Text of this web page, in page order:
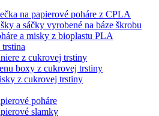
na papierové poháre z CPLA
a sáčky vyrobené na báze škrobu
a misky z bioplastu PLA
z cukrovej trstiny
boxy z cukrovej trstiny
z cukrovej trstiny
poháre
slamky